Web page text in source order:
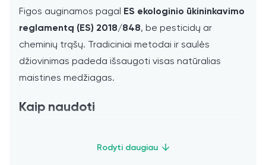
Figos auginamos pagal ES ekologinio ūkininkavimo
reglamentą (ES) 2018/848, be pesticidų ar
cheminių trąšų. Tradiciniai metodai ir saulės
džiovinimas padeda išsaugoti visas natūralias
maistines medžiagas.
Kaip naudoti